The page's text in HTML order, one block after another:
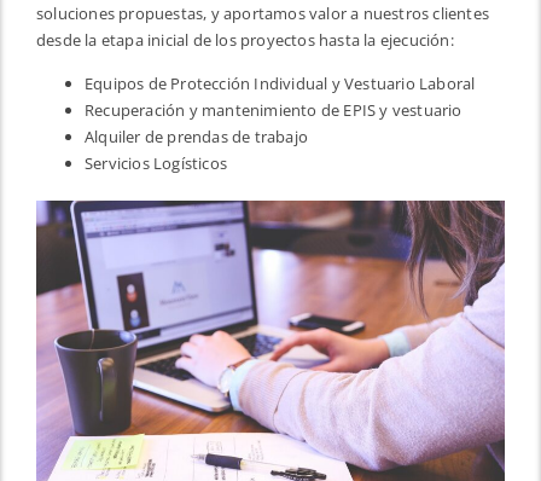
soluciones propuestas, y aportamos valor a nuestros clientes
desde la etapa inicial de los proyectos hasta la ejecución:
Equipos de Protección Individual y Vestuario Laboral
Recuperación y mantenimiento de EPIS y vestuario
Alquiler de prendas de trabajo
Servicios Logísticos